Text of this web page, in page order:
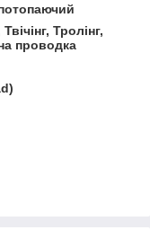
Тролінг,
проводка